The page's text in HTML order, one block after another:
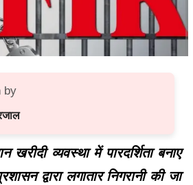
by
खरीदी व्यवस्था में पारदर्शिता बनाए
द्वारा लगातार निगरानी की जा